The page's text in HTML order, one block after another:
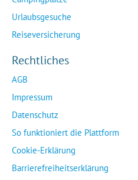
Urlaubsgesuche
Reiseversicherung
Rechtliches
AGB
Impressum
Datenschutz
So funktioniert die Plattform
Cookie-Erklärung
Barrierefreiheitserklärung